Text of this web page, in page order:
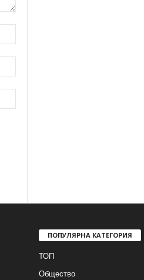
ПОПУЛЯРНА КАТЕГОРИЯ
ТОП
Общество